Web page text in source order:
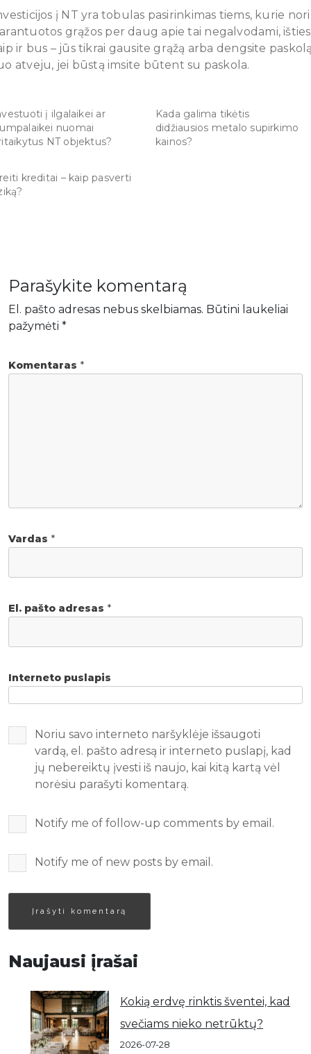
į NT yra tobulas pasirinkimas tiems, kurie nori
grąžos per daug apie tai negalvodami, išties
ir bus – jūs tikrai gausite grąžą arba dengsite
atveju, jei būstą imsite būtent su paskola.
į ilgalaikei ar
nuomai
NT objektus?
Kada galima tikėtis
didžiausios metalo supirkimo
kainos?
kreditai – kaip pasverti
Parašykite komentarą
El. pašto adresas nebus skelbiamas. Būtini laukeliai
pažymėti *
Komentaras *
Vardas *
El. pašto adresas *
Interneto puslapis
Noriu savo interneto naršyklėje išsaugoti
vardą, el. pašto adresą ir interneto puslapį, kad
jų nebereiktų įvesti iš naujo, kai kitą kartą vėl
norėsiu parašyti komentarą.
Notify me of follow-up comments by email.
Notify me of new posts by email.
Naujausi įrašai
Kokią erdvę rinktis šventei, kad
svečiams nieko netrūktų?
2026-07-28